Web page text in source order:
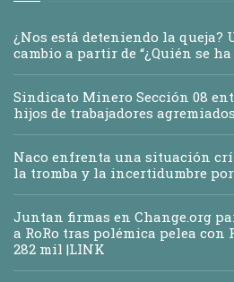
¿Nos está deteniendo la queja?
cambio a partir de “¿Quién se
Sindicato Minero Sección 08
hijos de trabajadores agremiados
Naco enfrenta una situación
la tromba y la incertidumbre
Juntan firmas en Change.org
a RoRo tras polémica pelea con
282 mil |LINK